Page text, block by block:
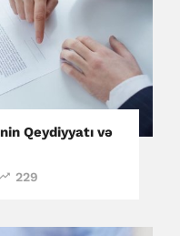
Qeydiyyatı və
229